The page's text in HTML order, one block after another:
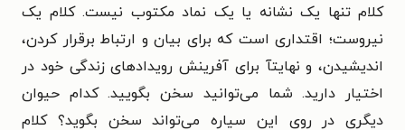
کلام تنها یک نشانه یا یک نماد مکتوب نیست. کلام یک
نیروست؛ اقتداری است که برای بیان و ارتباط برقرار کردن،
اندیشیدن، و نهایتآ برای آفرینش رویدادهای زندگی خود در
اختیار دارید. شما می‌توانید سخن بگویید. کدام حیوان
دیگری در روی این سیاره می‌تواند سخن بگوید؟ کلام